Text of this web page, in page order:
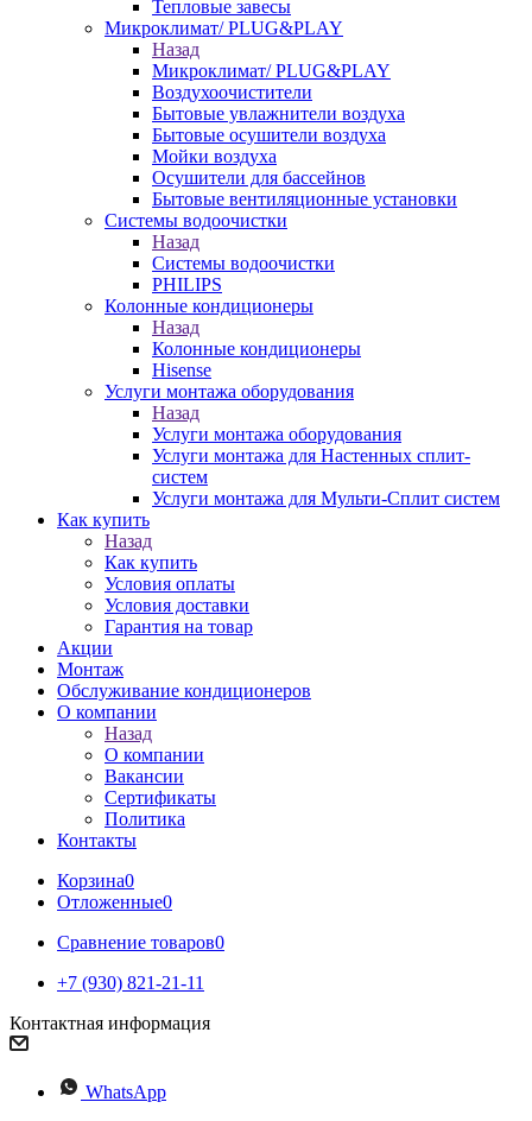
Тепловые завесы
Микроклимат/ PLUG&PLAY
Назад
Микроклимат/ PLUG&PLAY
Воздухоочистители
Бытовые увлажнители воздуха
Бытовые осушители воздуха
Мойки воздуха
Осушители для бассейнов
Бытовые вентиляционные установки
Системы водоочистки
Назад
Системы водоочистки
PHILIPS
Колонные кондиционеры
Назад
Колонные кондиционеры
Hisense
Услуги монтажа оборудования
Назад
Услуги монтажа оборудования
Услуги монтажа для Настенных сплит-
систем
Услуги монтажа для Мульти-Сплит систем
Как купить
Назад
Как купить
Условия оплаты
Условия доставки
Гарантия на товар
Акции
Монтаж
Обслуживание кондиционеров
О компании
Назад
О компании
Вакансии
Сертификаты
Политика
Контакты
Корзина0
Отложенные0
Сравнение товаров0
+7 (930) 821-21-11
Контактная информация
WhatsApp